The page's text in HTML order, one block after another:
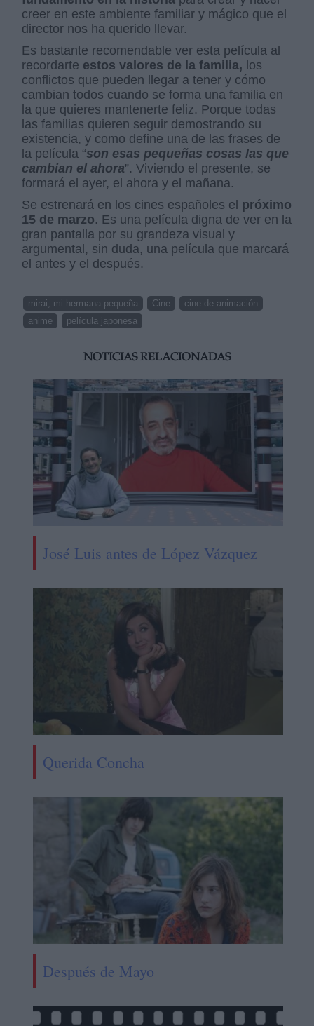
creer en este ambiente familiar y mágico que el
director nos ha querido llevar.
Es bastante recomendable ver esta película al
recordarte estos valores de la familia, los
conflictos que pueden llegar a tener y cómo
cambian todos cuando se forma una familia en
la que quieres mantenerte feliz. Porque todas
las familias quieren seguir demostrando su
existencia, y como define una de las frases de
la película “son esas pequeñas cosas las que
cambian el ahora”. Viviendo el presente, se
formará el ayer, el ahora y el mañana.
Se estrenará en los cines españoles el próximo
15 de marzo. Es una película digna de ver en la
gran pantalla por su grandeza visual y
argumental, sin duda, una película que marcará
el antes y el después.
mirai, mi hermana pequeña Cine
cine de animación
anime
película japonesa
NOTICIAS RELACIONADAS
José Luis antes de López Vázquez
Querida Concha
Después de Mayo